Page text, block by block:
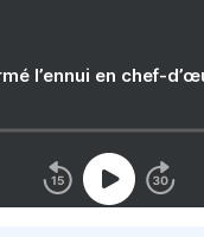
l’ennui en chef-